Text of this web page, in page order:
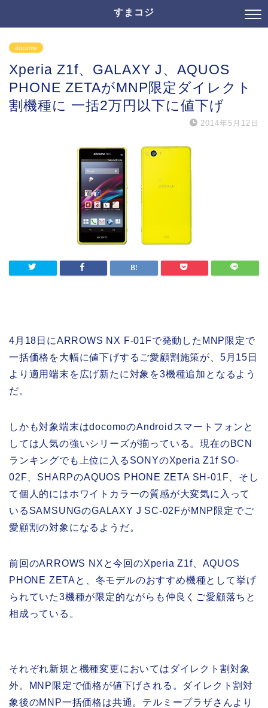
すまコジ
docomo
Xperia Z1f、GALAXY J、AQUOS
PHONE ZETAがMNP限定ダイレクト
割機種に 一括2万円以下に値下げ
2014年5月12日
4月18日にARROWS NX F-01Fで発動したMNP限定で
一括価格を大幅に値下げするご愛顧割施策が、5月15日
より適用端末を広げ新たに対象を3機種追加となるよう
だ。
しかも対象端末はdocomoのAndroidスマートフォンと
しては人気の強いシリーズが揃っている。現在のBCN
ランキングでも上位に入るSONYのXperia Z1f SO-
02F、SHARPのAQUOS PHONE ZETA SH-01F、そし
て個人的にはホワイトカラーの質感が大変気に入って
いるSAMSUNGのGALAXY J SC-02FがMNP限定でご
愛顧割の対象になるようだ。
前回のARROWS NXと今回のXperia Z1f、AQUOS
PHONE ZETAと、冬モデルのおすすめ機種として挙げ
られていた3機種が限定的ながらも仲良くご愛顧落ちと
相成っている。
それぞれ新規と機種変更においてはダイレクト割対象
外。MNP限定で価格が値下げされる。ダイレクト割対
象後のMNP一括価格は共通。テルミープラザさんより